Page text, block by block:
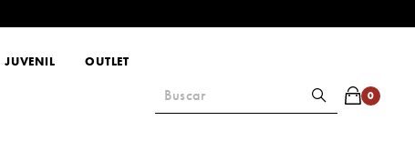
JUVENIL OUTLET
0